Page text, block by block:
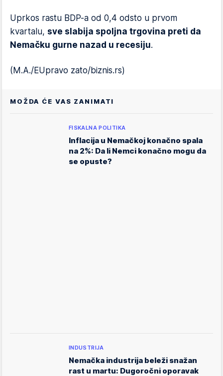
Uprkos rastu BDP-a od 0,4 odsto u prvom
kvartalu, sve slabija spoljna trgovina preti da
Nemačku gurne nazad u recesiju.
(M.A./EUpravo zato/biznis.rs)
MOŽDA ĆE VAS ZANIMATI
FISKALNA POLITIKA
Inflacija u Nemačkoj konačno spala
na 2%: Da li Nemci konačno mogu da
se opuste?
INDUSTRIJA
Nemačka industrija beleži snažan
rast u martu: Dugoročni oporavak